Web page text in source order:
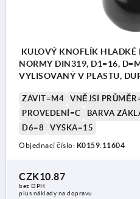
KULOVÝ KNOFLÍK HLADKÉ
NORMY DIN319, D1=16,
VYLISOVANÝ V PLASTU,
ZÁVIT=M4 VNĚJŠÍ
PROVEDENÍ=C
BARVA
D6=8
VÝŠKA=15
Objednací číslo: K0159.11604
CZK10.87
bez DPH
plus náklady na dopravu